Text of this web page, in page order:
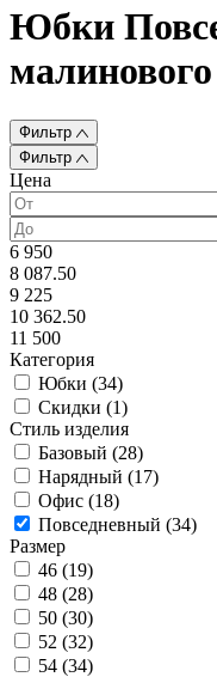
Юбки
Фильтр
Фильтр
Цена
6 950
8 087.50
9 225
10 362.50
11 500
Категория
Юбки (34)
Скидки (1)
Стиль изделия
Базовый (28)
Нарядный (17)
Офис (18)
Повседневный (34)
Размер
46 (19)
48 (28)
50 (30)
52 (32)
54 (34)